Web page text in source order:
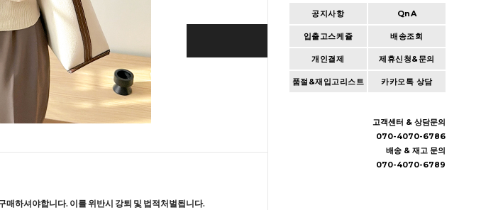
공지사항 QnA
입출고스케쥴 배송조회
개인결제 제휴신청&문의
품절&재입고리스트 카카오톡 상담
고객센터 & 상담문의
070-4070-6786
배송 & 재고 문의
070-4070-6789
BUY IT NOW
Cart Wishlist
매하셔야합니다. 이를 위반시 강퇴 및 법적처벌됩니다.